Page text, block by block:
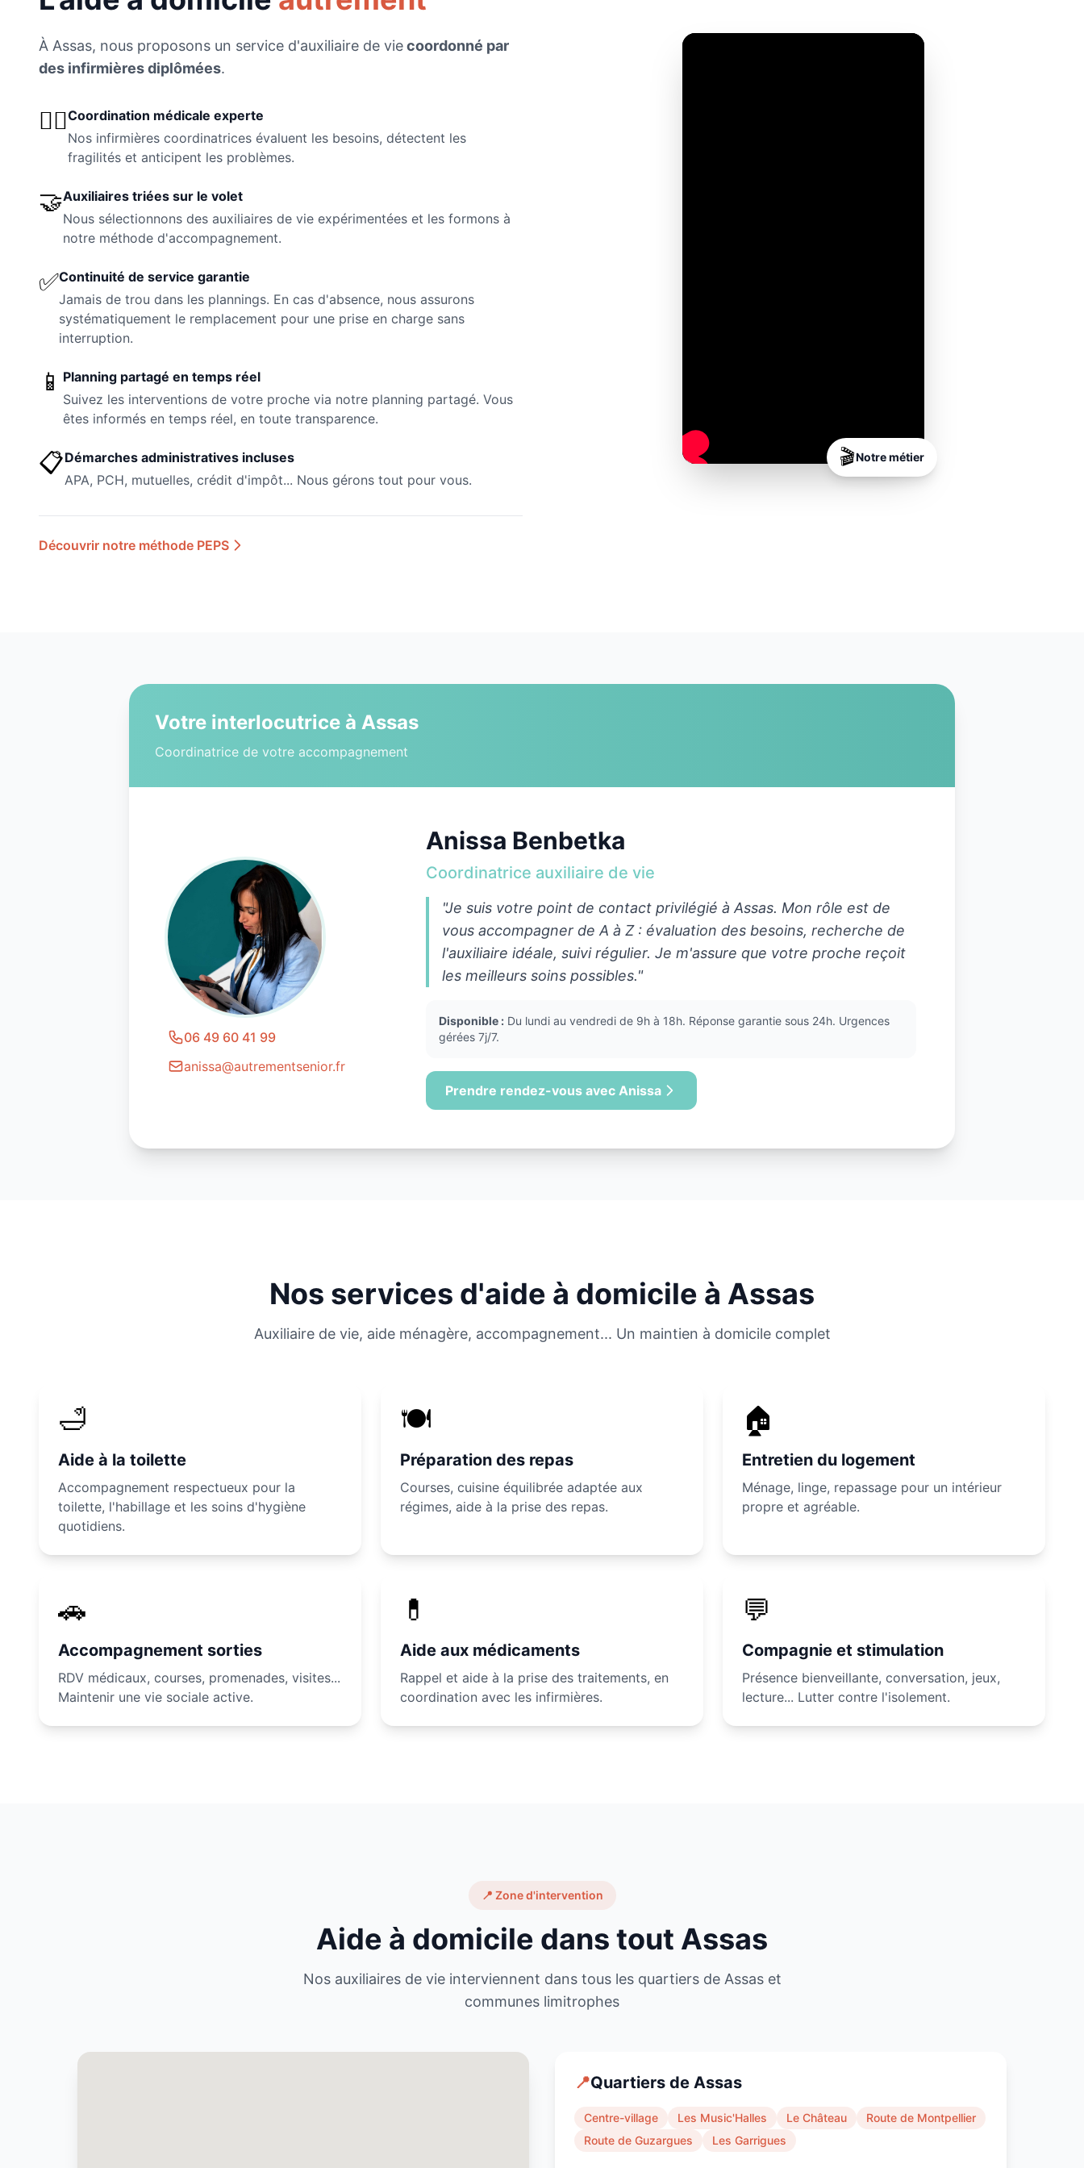
À Assas, nous proposons un service d'auxiliaire de viecoordonné par
des infirmières diplômées.
👩‍⚕️Coordination médicale experte
Nos infirmières coordinatrices évaluent les besoins, détectent les
fragilités et anticipent les problèmes.
🤝Auxiliaires triées sur le volet
Nous sélectionnons des auxiliaires de vie expérimentées et les formons à
notre méthode d'accompagnement.
✅Continuité de service garantie
Jamais de trou dans les plannings. En cas d'absence, nous assurons
systématiquement le remplacement pour une prise en charge sans
interruption.
📱 Planning partagé en temps réel
Suivez les interventions de votre proche via notre planning partagé. Vous
êtes informés en temps réel, en toute transparence.
📋Démarches administratives incluses
APA, PCH, mutuelles, crédit d'impôt... Nous gérons tout pour vous.
Découvrir notre méthode PEPS
🎬Notre métier
Votre interlocutrice à Assas
Coordinatrice de votre accompagnement
06 49 60 41 99
anissa@autrementsenior.fr
Anissa Benbetka
Coordinatrice auxiliaire de vie
"Je suis votre point de contact privilégié à Assas. Mon rôle est de
vous accompagner de A à Z : évaluation des besoins, recherche de
l'auxiliaire idéale, suivi régulier. Je m'assure que votre proche reçoit
les meilleurs soins possibles."
Disponible : Du lundi au vendredi de 9h à 18h. Réponse garantie sous 24h. Urgences
gérées 7j/7.
Prendre rendez-vous avec Anissa
Nos services d'aide à domicile à Assas
Auxiliaire de vie, aide ménagère, accompagnement... Un maintien à domicile complet
🛁
Aide à la toilette
Accompagnement respectueux pour la
toilette, l'habillage et les soins d'hygiène
quotidiens.
🍽️
Préparation des repas
Courses, cuisine équilibrée adaptée aux
régimes, aide à la prise des repas.
🏠
Entretien du logement
Ménage, linge, repassage pour un intérieur
propre et agréable.
🚗
Accompagnement sorties
RDV médicaux, courses, promenades, visites...
Maintenir une vie sociale active.
💊
Aide aux médicaments
Rappel et aide à la prise des traitements, en
coordination avec les infirmières.
💬
Compagnie et stimulation
Présence bienveillante, conversation, jeux,
lecture... Lutter contre l'isolement.
📍 Zone d'intervention
Aide à domicile dans tout Assas
Nos auxiliaires de vie interviennent dans tous les quartiers de Assaset
communes limitrophes
📍Quartiers de Assas
Centre-village Les Music'Halles Le Château
Route de Montpellier
Route de Guzargues
Les Garrigues